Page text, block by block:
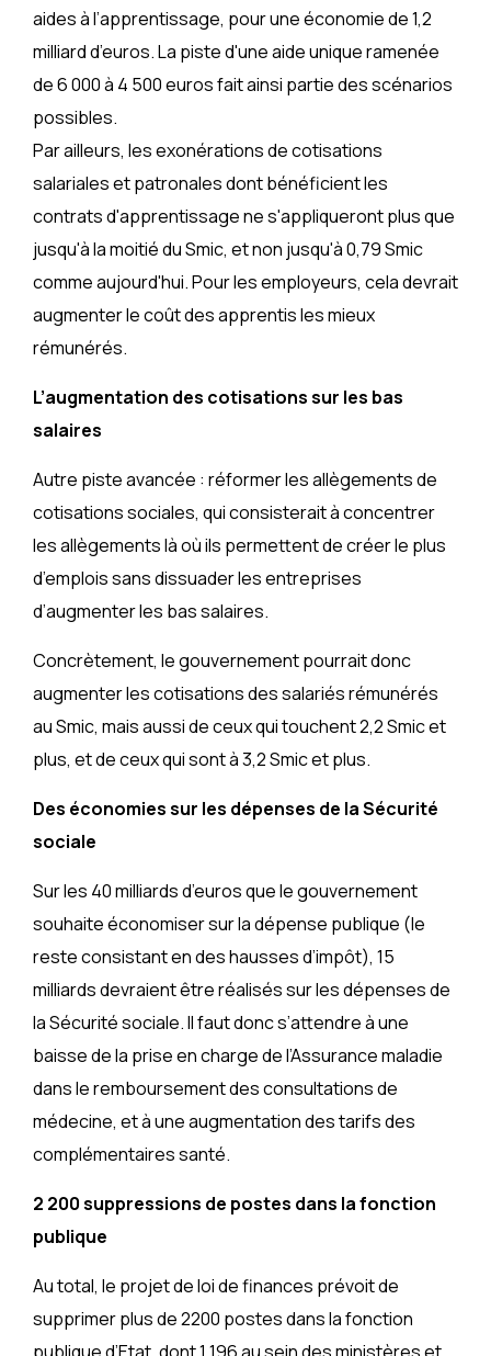
aides à l’apprentissage, pour une économie de 1,2
milliard d’euros. La piste d'une aide unique ramenée
de 6 000 à 4 500 euros fait ainsi partie des scénarios
possibles.
Par ailleurs, les exonérations de cotisations
salariales et patronales dont bénéficient les
contrats d'apprentissage ne s'appliqueront plus que
jusqu'à la moitié du Smic, et non jusqu'à 0,79 Smic
comme aujourd'hui. Pour les employeurs, cela devrait
augmenter le coût des apprentis les mieux
rémunérés.
L’augmentation des cotisations sur les bas
salaires
Autre piste avancée : réformer les allègements de
cotisations sociales, qui consisterait à concentrer
les allègements là où ils permettent de créer le plus
d’emplois sans dissuader les entreprises
d’augmenter les bas salaires.
Concrètement, le gouvernement pourrait donc
augmenter les cotisations des salariés rémunérés
au Smic, mais aussi de ceux qui touchent 2,2 Smic et
plus, et de ceux qui sont à 3,2 Smic et plus.
Des économies sur les dépenses de la Sécurité
sociale
Sur les 40 milliards d’euros que le gouvernement
souhaite économiser sur la dépense publique (le
reste consistant en des hausses d’impôt), 15
milliards devraient être réalisés sur les dépenses de
la Sécurité sociale. Il faut donc s’attendre à une
baisse de la prise en charge de l’Assurance maladie
dans le remboursement des consultations de
médecine, et à une augmentation des tarifs des
complémentaires santé.
2 200 suppressions de postes dans la fonction
publique
Au total, le projet de loi de finances prévoit de
supprimer plus de 2200 postes dans la fonction